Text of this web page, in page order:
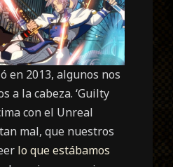
en 2013, algunos nos
a la cabeza. ‘Guilty
con el Unreal
mal, que nuestros
lo que estábamos